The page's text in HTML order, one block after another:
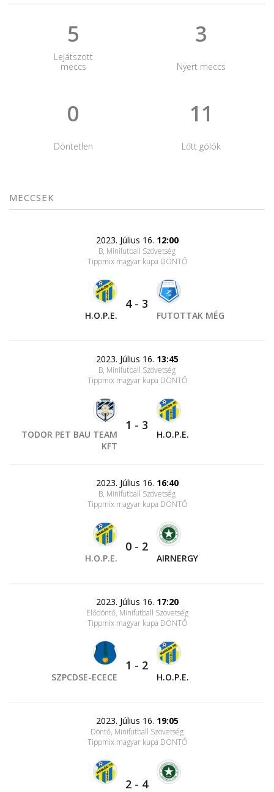
5
Lejátszott
meccs
3
Nyert meccs
0
Döntetlen
11
Lőtt gólók
MECCSEK
2023. Július 16. 12:00
B, Minifutball Szövetség
Tippmix magyar kupa DÖNTŐ
H.O.P.E.
4- 3
FUTOTTAK MÉG
2023. Július 16. 13:45
B, Minifutball Szövetség
Tippmix magyar kupa DÖNTŐ
TODOR PET BAU TEAM
KFT
1 - 3
H.O.P.E.
2023. Július 16. 16:40
B, Minifutball Szövetség
Tippmix magyar kupa DÖNTŐ
H.O.P.E.
0 - 2
AIRNERGY
2023. Július 16. 17:20
Elődöntő, Minifutball Szövetség
Tippmix magyar kupa DÖNTŐ
SZPCDSE-ECECE
1 - 2
H.O.P.E.
2023. Július 16. 19:05
Döntő, Minifutball Szövetség
Tippmix magyar kupa DÖNTŐ
2 - 4